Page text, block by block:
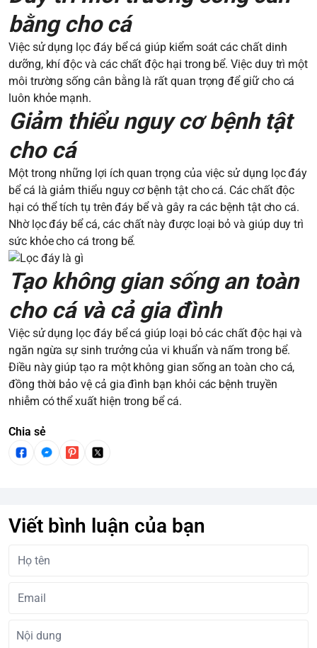
bằng cho cá
Việc sử dụng lọc đáy bể cá giúp kiểm soát các chất dinh
dưỡng, khí độc và các chất độc hại trong bể. Việc duy trì một
môi trường sống cân bằng là rất quan trọng để giữ cho cá
luôn khỏe mạnh.
Giảm thiểu nguy cơ bệnh tật
cho cá
Một trong những lợi ích quan trọng của việc sử dụng lọc đáy
bể cá là giảm thiểu nguy cơ bệnh tật cho cá. Các chất độc
hại có thể tích tụ trên đáy bể và gây ra các bệnh tật cho cá.
Nhờ lọc đáy bể cá, các chất này được loại bỏ và giúp duy trì
sức khỏe cho cá trong bể.
Tạo không gian sống an toàn
cho cá và cả gia đình
Việc sử dụng lọc đáy bể cá giúp loại bỏ các chất độc hại và
ngăn ngừa sự sinh trưởng của vi khuẩn và nấm trong bể.
Điều này giúp tạo ra một không gian sống an toàn cho cá,
đồng thời bảo vệ cả gia đình bạn khỏi các bệnh truyền
nhiễm có thể xuất hiện trong bể cá.
Chia sẻ
Viết bình luận của bạn